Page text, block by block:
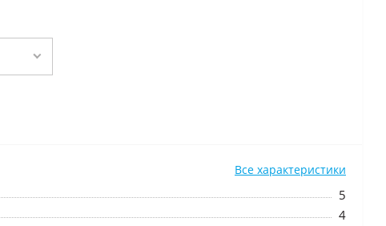
Все характеристики
5
4